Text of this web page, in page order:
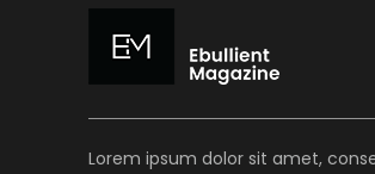
Lorem ipsum dolor sit amet,